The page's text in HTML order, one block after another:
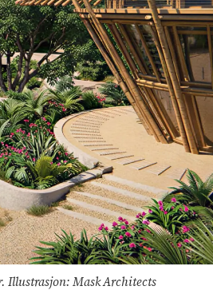
Illustrasjon: Mask Architects